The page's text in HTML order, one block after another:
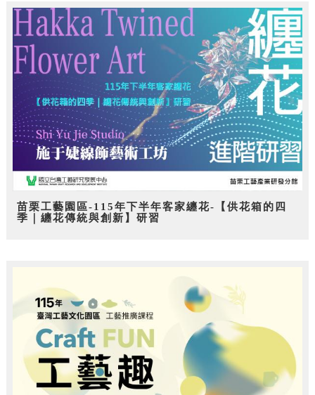
苗栗工藝園區-115年下半年客家纏花-【供花箱的四
季｜纏花傳統與創新】研習